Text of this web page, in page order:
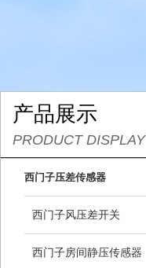
产品展示
PRODUCT DISPLAY
西门子压差传感器
西门子风压差开关
西门子房间静压传感器